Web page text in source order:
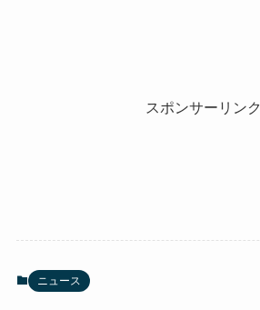
スポンサーリンク
ニュース